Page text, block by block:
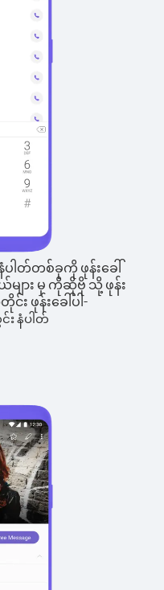
ပါတ်တစ်ခုကို ဖုန်းခေါ်
ျား မှ ကိုဆိုဗို သို့ ဖုန်း
း ဖုန်းခေါ်ပါ-
နံပါတ်